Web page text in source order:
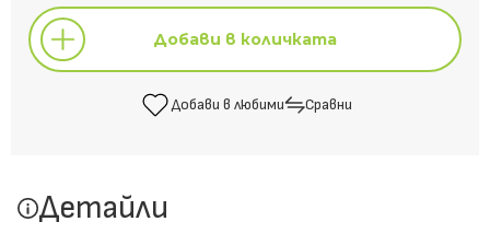
Добави в количката
Добави в любими Сравни
Детайли